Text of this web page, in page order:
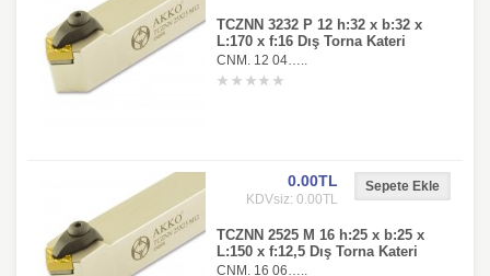
TCZNN 3232 P 12 h:32 x b:32 x
L:170 x f:16 Dış Torna Kateri
CNM. 12 04…..
0.00TL
KDVsiz: 0.00TL
TCZNN 2525 M 16 h:25 x b:25 x
L:150 x f:12,5 Dış Torna Kateri
CNM. 16 06…..